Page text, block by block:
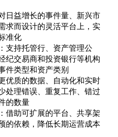
日益增长的事件量、新兴市
求而设计的灵活平台上，实
准化
支持托管行、资产管理公
纪交易商和投资银行等机构
件类型和资产类别
优质的数据、自动化和实时
处理错误、重复工作、错过
的数量
借助可扩展的平台、共享架
的依赖，降低长期运营成本